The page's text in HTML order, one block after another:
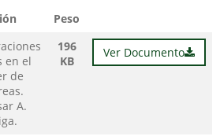
Peso
en el
de
A.
196
KB
Ver Documento